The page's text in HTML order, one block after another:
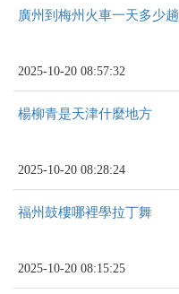
廣州到梅州火車一天多少趟
2025-10-20 08:57:32
楊柳青是天津什麼地方
2025-10-20 08:28:24
福州鼓樓哪裡學拉丁舞
2025-10-20 08:15:25